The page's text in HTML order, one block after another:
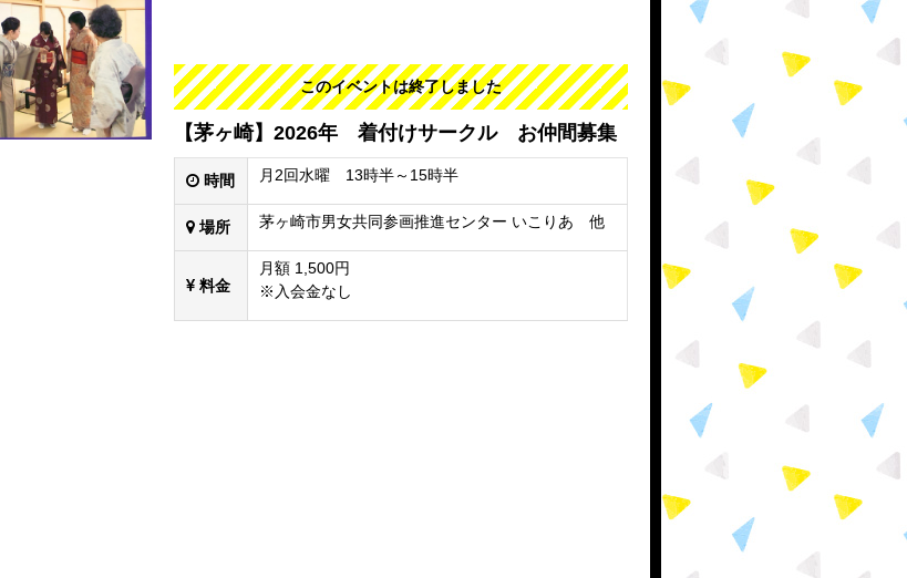
このイベントは終了しました
【茅ヶ崎】2026年 着付けサークル お仲間募集
時間 月2回水曜 13時半～15時半
場所 茅ヶ崎市男女共同参画推進センター いこりあ 他
料金
月額 1,500円
※入会金なし